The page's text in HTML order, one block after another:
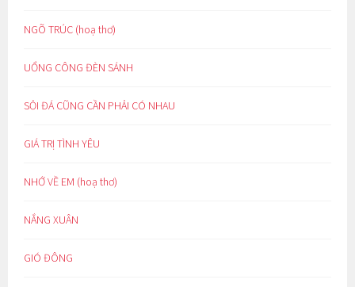
NGÕ TRÚC (hoạ thơ)
UỔNG CÔNG ĐÈN SÁNH
SỎI ĐÁ CŨNG CẦN PHẢI CÓ NHAU
GIÁ TRỊ TÌNH YÊU
NHỚ VỀ EM (hoạ thơ)
NẮNG XUÂN
GIÓ ĐÔNG